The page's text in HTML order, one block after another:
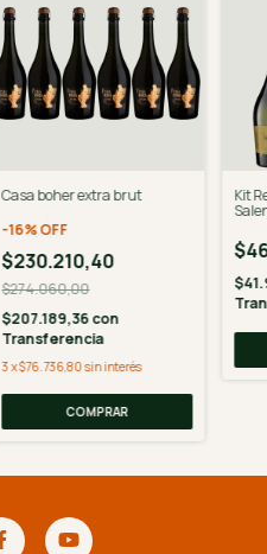
Casa boher extra brut
-16%OFF
$230.210,40
$274.060,00
$207.189,36con
Transferencia
3x$76.736,80sin interés
Kit